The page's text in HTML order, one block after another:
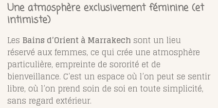
Une atmosphère exclusivement féminine (et
intimiste)
Les Bains d’Orient à Marrakech sont un lieu
réservé aux femmes, ce qui crée une atmosphère
particulière, empreinte de sororité et de
bienveillance. C’est un espace où l’on peut se sentir
libre, où l’on prend soin de soi en toute simplicité,
sans regard extérieur.